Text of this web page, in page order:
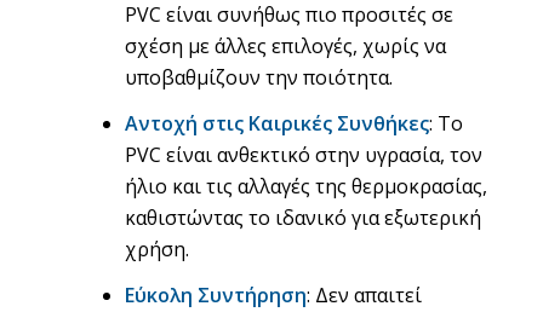
PVC είναι συνήθως πιο προσιτές σε
σχέση με άλλες επιλογές, χωρίς να
υποβαθμίζουν την ποιότητα.
Αντοχή στις Καιρικές Συνθήκες: Το
PVC είναι ανθεκτικό στην υγρασία, τον
ήλιο και τις αλλαγές της θερμοκρασίας,
καθιστώντας το ιδανικό για εξωτερική
χρήση.
Εύκολη Συντήρηση: Δεν απαιτεί